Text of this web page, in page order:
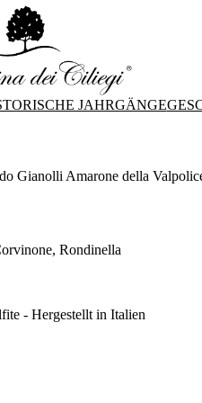
JAHRGÄNGE
Gianolli Amarone della
Rondinella
- Hergestellt in Italien